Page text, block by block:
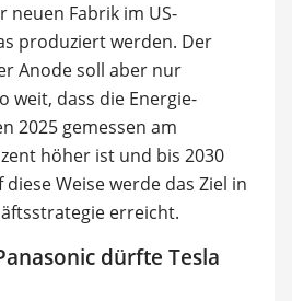
neuen Fabrik im US-
produziert werden. Der
Anode soll aber nur
weit, dass die Energie-
2025 gemessen am
höher ist und bis 2030
Weise werde das Ziel in
erreicht.
dürfte Tesla